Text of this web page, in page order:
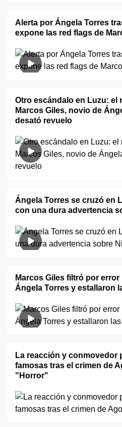
Alerta por Ángela Torres
expone las red flags de
Otro escándalo en Luzu: el
Marcos Giles, novio de
desató revuelo
Ángela Torres se cruzó en
con una dura advertencia
Marcos Giles filtró por
Ángela Torres y estallaron
La reacción y conmovedor
famosas tras el crimen de
"Horror"